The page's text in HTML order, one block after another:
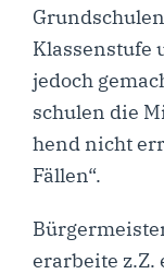
Klas­sen­stu­fe
jedoch
schu­len die
hend nicht
Fällen“.
erar­bei­te z.Z.